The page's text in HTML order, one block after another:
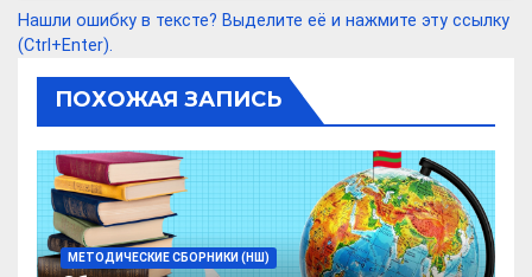
Нашли ошибку в тексте? Выделите её и нажмите эту ссылку
(Ctrl+Enter).
ПОХОЖАЯ ЗАПИСЬ
МЕТОДИЧЕСКИЕ СБОРНИКИ (НШ)